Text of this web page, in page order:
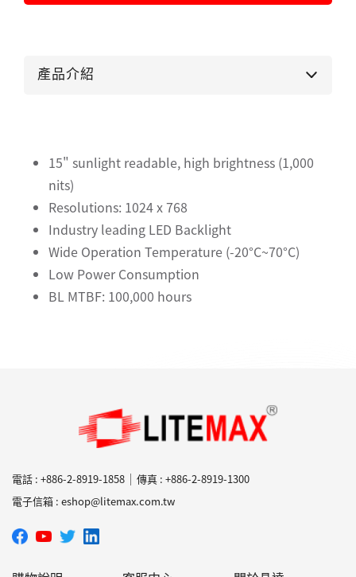
產品介紹
15" sunlight readable, high brightness (1,000
nits)
Resolutions: 1024 x 768
Industry leading LED Backlight
Wide Operation Temperature (-20°C~70°C)
Low Power Consumption
BL MTBF: 100,000 hours
電話 : +886-2-8919-1858
傳真 : +886-2-8919-1300
電子信箱 : eshop@litemax.com.tw